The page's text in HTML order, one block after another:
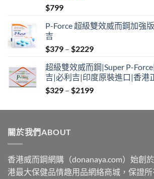
評分
滿分 5
$799
P-Force 超級雙效威而鋼加強
吉
$379 – $2229Price
$379
through
$2229
超級雙效威而鋼|Super P-
吉|必利吉|印度原裝進口|香港
$329 – $2199Price
$329
關於我們ABOUT
香港威而鋼網購（donanaya.com）始創
港最大保健品情趣用品網絡商城，保證